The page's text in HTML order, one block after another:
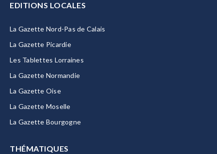
EDITIONS LOCALES
La Gazette Nord-Pas de Calais
La Gazette Picardie
Les Tablettes Lorraines
La Gazette Normandie
La Gazette Oise
La Gazette Moselle
La Gazette Bourgogne
THÉMATIQUES